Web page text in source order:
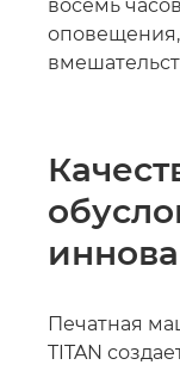
восемь
оповещения,
Печатная
TITAN­